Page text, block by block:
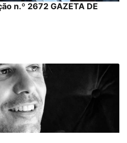
n.º 2672 GAZETA DE